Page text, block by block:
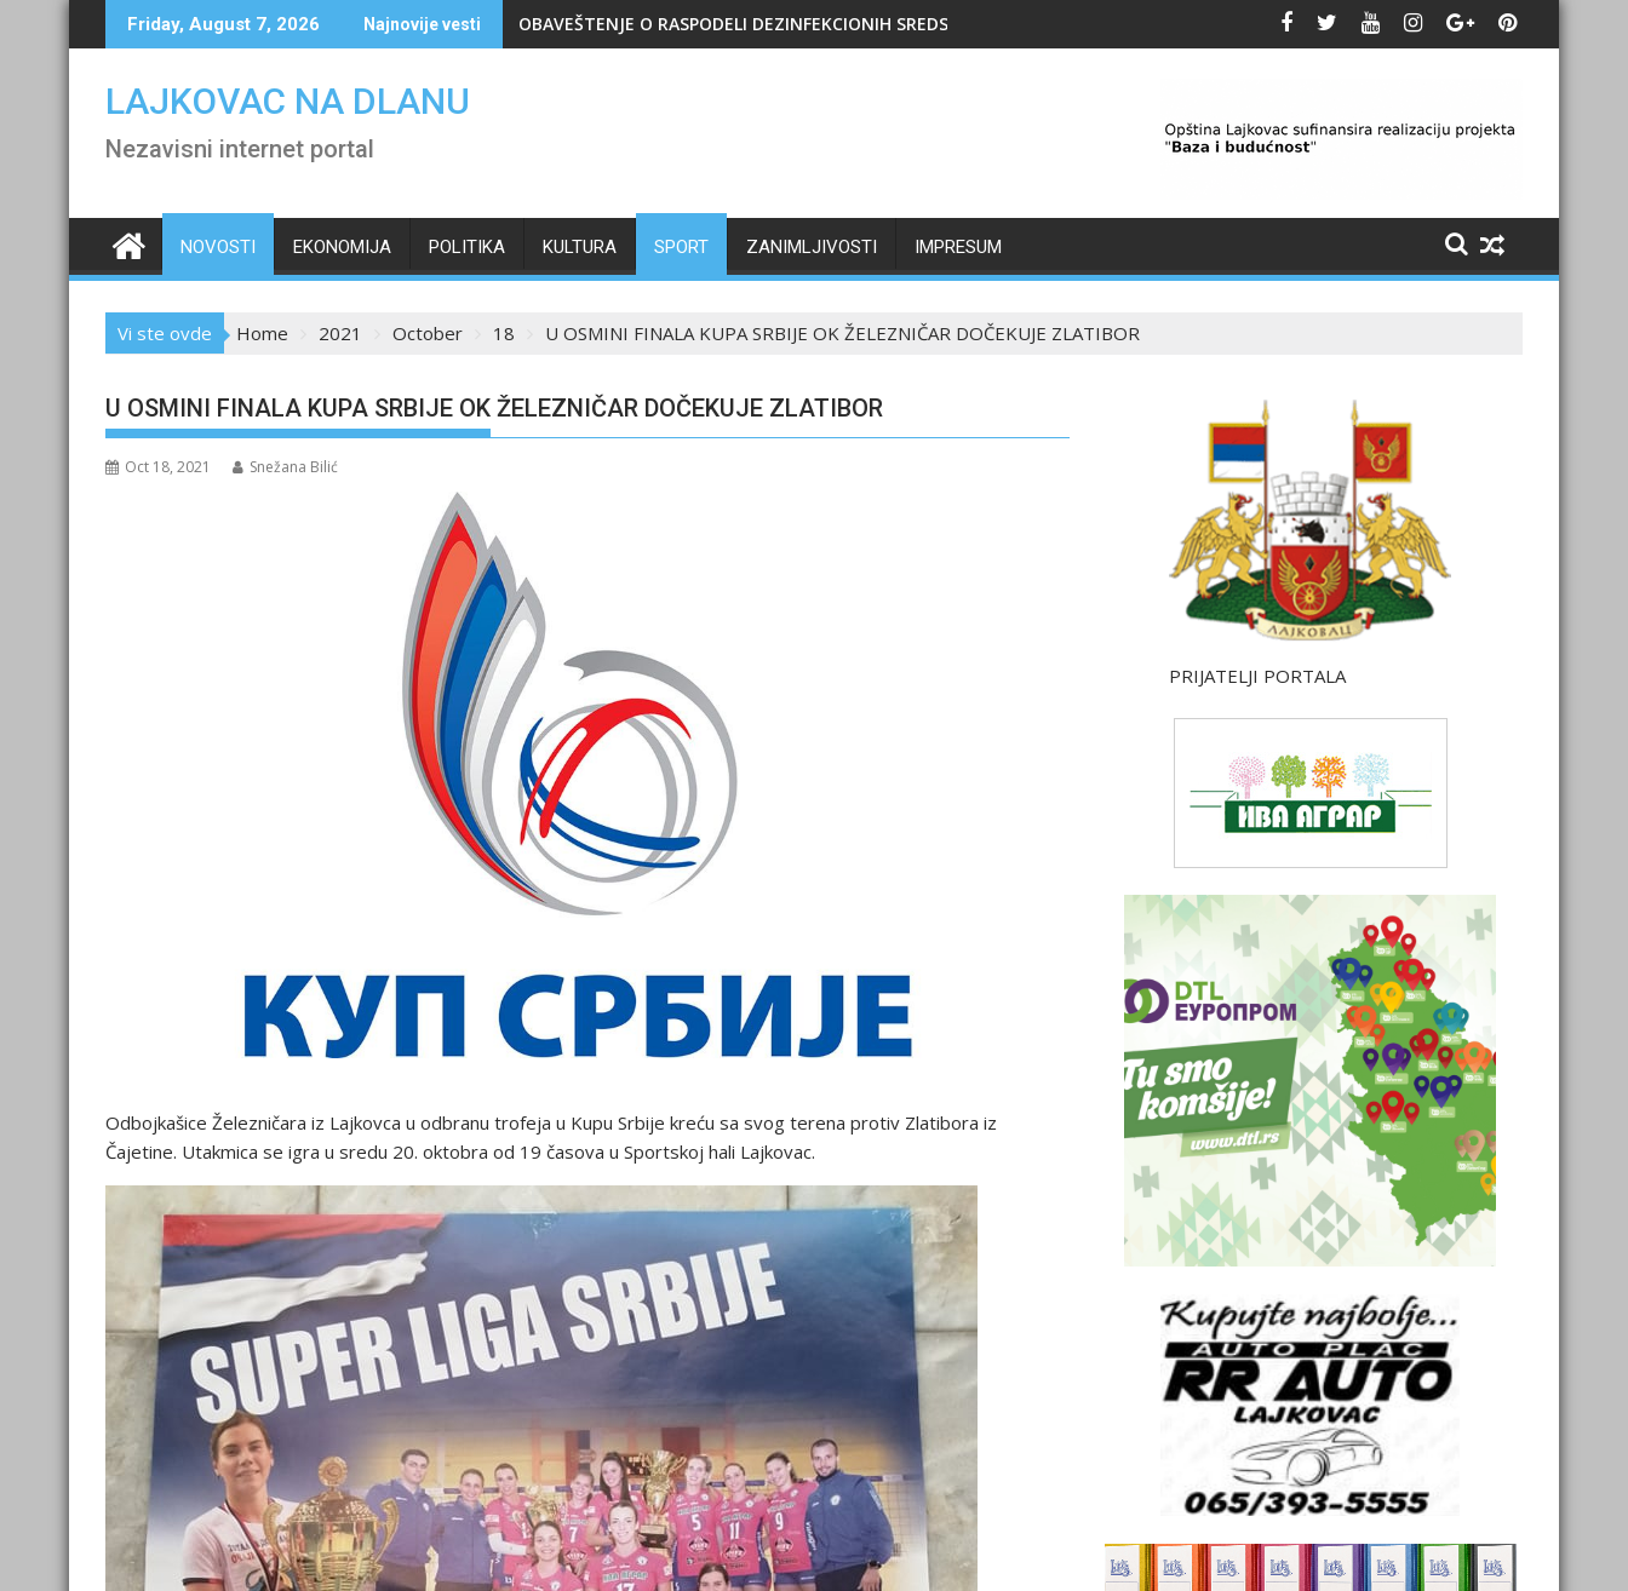
to
Friday, August 7, 2026 Najnovije vesti OBAVEŠTENJE O RASPODELI DEZINFEKCIONIH SREDSTAVA
LAJKOVAC NA DLANU
Nezavisni internet portal
NOVOSTI EKONOMIJA POLITIKA KULTURA SPORT ZANIMLJIVOSTI IMPRESUM
Vi ste ovde Home 2021 October 18 U OSMINI FINALA KUPA SRBIJE OK ŽELEZNIČAR DOČEKUJE ZLATIBOR
U OSMINI FINALA KUPA SRBIJE OK ŽELEZNIČAR DOČEKUJE ZLATIBOR
Oct 18, 2021 Snežana Bilić
Odbojkašice Železničara iz Lajkovca u odbranu trofeja u Kupu Srbije kreću sa svog terena protiv Zlatibora iz
Čajetine. Utakmica se igra u sredu 20. oktobra od 19 časova u Sportskoj hali Lajkovac.
PRIJATELJI PORTALA